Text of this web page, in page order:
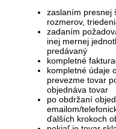
zaslaním presnej
rozmerov,
zadaním
inej mernej
predávaný
kompletné
kompletné údaje
prevezme tovar
objednáva tovar
po obdržaní
emailom/
ďalších krokoch